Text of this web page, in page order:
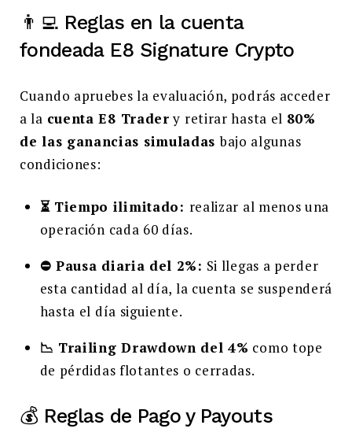
👨‍💻 Reglas en la cuenta
fondeada E8 Signature Crypto
Cuando apruebes la evaluación, podrás acceder
a la cuenta E8 Tradery retirar hasta el 80%
de las ganancias simuladasbajo algunas
condiciones:
⏳ Tiempo ilimitado: realizar al menos una
operación cada 60 días.
⛔ Pausa diaria del 2%: Si llegas a perder
esta cantidad al día, la cuenta se suspenderá
hasta el día siguiente.
📉 Trailing Drawdown del 4% como tope
de pérdidas flotantes o cerradas.
💰 Reglas de Pago y Payouts